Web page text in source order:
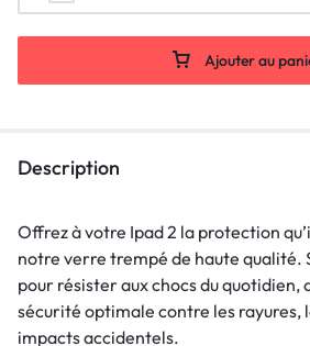
Ajouter au
Description
Offrez à votre Ipad 2 la protection
notre verre trempé de haute qualité.
pour résister aux chocs du quotidien,
sécurité optimale contre les rayures,
impacts accidentels.